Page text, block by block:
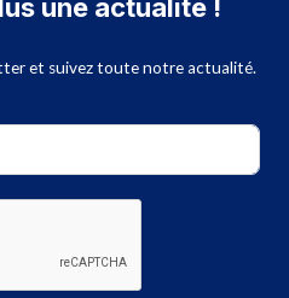
une actualité !
et suivez toute notre actualité.